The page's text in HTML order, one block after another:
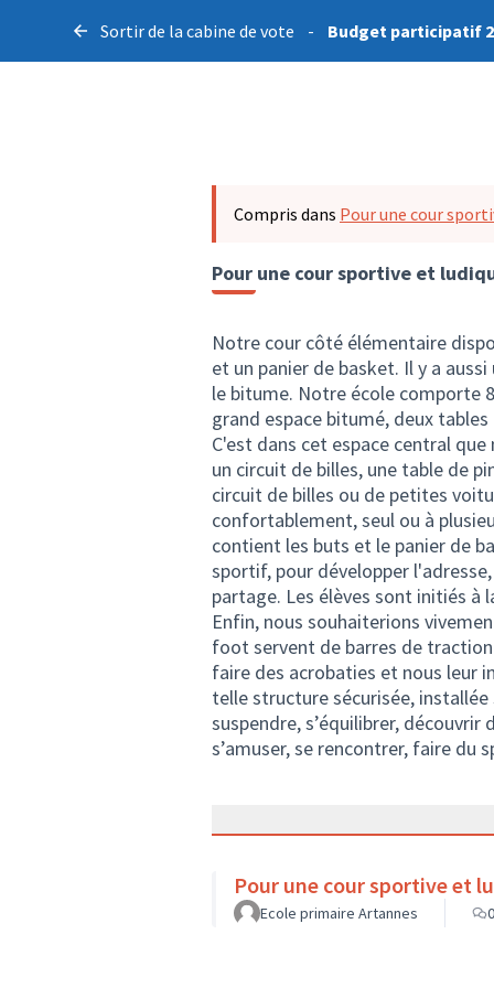
Sortir de la cabine de vote - Budget participatif
Compris dans Pour une cour
Pour une cour sportive et
Notre cour côté élémentaire
et un panier de basket. Il y a
le bitume. Notre école comporte
grand espace bitumé, deux
C'est dans cet espace central
un circuit de billes, une table de
circuit de billes ou de petites
confortablement, seul ou à
contient les buts et le panier de
sportif, pour développer
partage. Les élèves sont initiés à
Enfin, nous souhaiterions
foot servent de barres de
faire des acrobaties et nous leur
telle structure sécurisée,
suspendre, s’équilibrer, découvrir
s’amuser, se rencontrer, faire du
Pour une cour sportive et
Ecole primaire Artannes 0